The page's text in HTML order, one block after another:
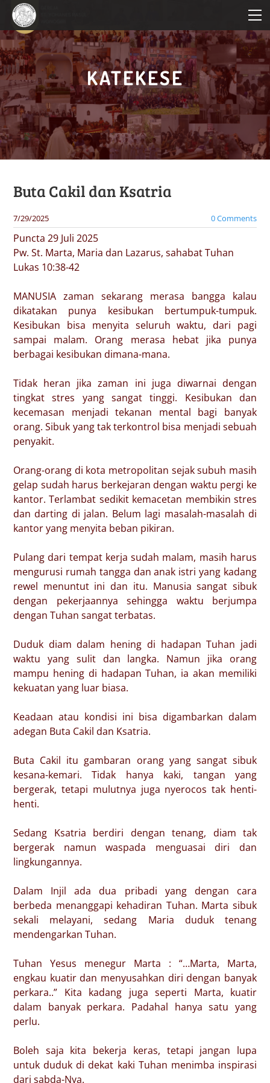
KATEKESE
Buta Cakil dan Ksatria
7/29/2025 0 Comments
Puncta 29 Juli 2025
Pw. St. Marta, Maria dan Lazarus, sahabat Tuhan
Lukas 10:38-42
MANUSIA zaman sekarang merasa bangga kalau
dikatakan punya kesibukan bertumpuk-tumpuk.
Kesibukan bisa menyita seluruh waktu, dari pagi
sampai malam. Orang merasa hebat jika punya
berbagai kesibukan dimana-mana.
Tidak heran jika zaman ini juga diwarnai dengan
tingkat stres yang sangat tinggi. Kesibukan dan
kecemasan menjadi tekanan mental bagi banyak
orang. Sibuk yang tak terkontrol bisa menjadi sebuah
penyakit.
Orang-orang di kota metropolitan sejak subuh masih
gelap sudah harus berkejaran dengan waktu pergi ke
kantor. Terlambat sedikit kemacetan membikin stres
dan darting di jalan. Belum lagi masalah-masalah di
kantor yang menyita beban pikiran.
Pulang dari tempat kerja sudah malam, masih harus
mengurusi rumah tangga dan anak istri yang kadang
rewel menuntut ini dan itu. Manusia sangat sibuk
dengan pekerjaannya sehingga waktu berjumpa
dengan Tuhan sangat terbatas.
Duduk diam dalam hening di hadapan Tuhan jadi
waktu yang sulit dan langka. Namun jika orang
mampu hening di hadapan Tuhan, ia akan memiliki
kekuatan yang luar biasa.
Keadaan atau kondisi ini bisa digambarkan dalam
adegan Buta Cakil dan Ksatria.
Buta Cakil itu gambaran orang yang sangat sibuk
kesana-kemari. Tidak hanya kaki, tangan yang
bergerak, tetapi mulutnya juga nyerocos tak henti-
henti.
Sedang Ksatria berdiri dengan tenang, diam tak
bergerak namun waspada menguasai diri dan
lingkungannya.
Dalam Injil ada dua pribadi yang dengan cara
berbeda menanggapi kehadiran Tuhan. Marta sibuk
sekali melayani, sedang Maria duduk tenang
mendengarkan Tuhan.
Tuhan Yesus menegur Marta : “…Marta, Marta,
engkau kuatir dan menyusahkan diri dengan banyak
perkara..” Kita kadang juga seperti Marta, kuatir
dalam banyak perkara. Padahal hanya satu yang
perlu.
Boleh saja kita bekerja keras, tetapi jangan lupa
untuk duduk di dekat kaki Tuhan menimba inspirasi
dari sabda-Nya.
PROFIL PAROKI
KATEKESE
PELAYANAN
BERITA PAROKI